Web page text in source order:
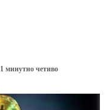
1 минутно четиво